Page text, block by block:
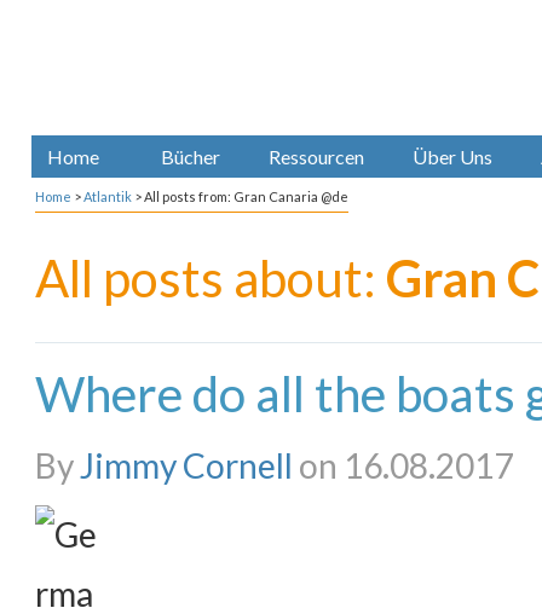
Home Bücher Ressourcen Über Uns
Home >Atlantik >All posts from: Gran Canaria @de
All posts about: Gran
Where do all the boats
ByJimmy Cornell on 16.08.2017